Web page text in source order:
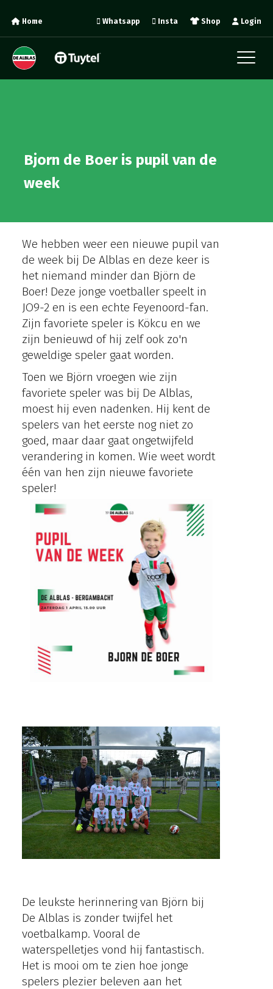
Home Login
Shop
Insta
Whatsapp
Bjorn de Boer is pupil van de
week
We hebben weer een nieuwe pupil van
de week bij De Alblas en deze keer is
het niemand minder dan Björn de
Boer! Deze jonge voetballer speelt in
JO9-2 en is een echte Feyenoord-fan.
Zijn favoriete speler is Kökcu en we
zijn benieuwd of hij zelf ook zo'n
geweldige speler gaat worden.
Toen we Björn vroegen wie zijn
favoriete speler was bij De Alblas,
moest hij even nadenken. Hij kent de
spelers van het eerste nog niet zo
goed, maar daar gaat ongetwijfeld
verandering in komen. Wie weet wordt
één van hen zijn nieuwe favoriete
speler!
De Alblas JO9-2
De leukste herinnering van Björn bij
De Alblas is zonder twijfel het
voetbalkamp. Vooral de
waterspelletjes vond hij fantastisch.
Het is mooi om te zien hoe jonge
spelers plezier beleven aan het